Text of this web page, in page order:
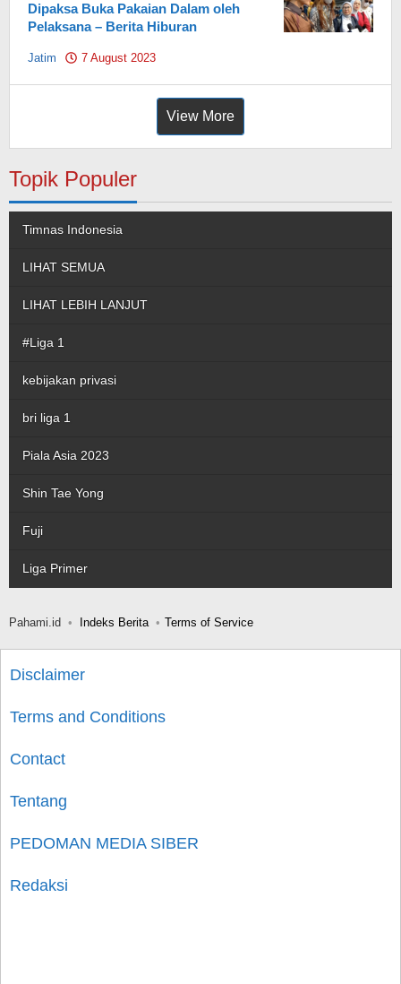
Dipaksa Buka Pakaian Dalam oleh
Pelaksana – Berita Hiburan
Jatim 7 August 2023
View More
Topik Populer
Timnas Indonesia
LIHAT SEMUA
LIHAT LEBIH LANJUT
#Liga 1
kebijakan privasi
bri liga 1
Piala Asia 2023
Shin Tae Yong
Fuji
Liga Primer
Pahami.id Indeks Berita Terms of Service
Disclaimer
Terms and Conditions
Contact
Tentang
PEDOMAN MEDIA SIBER
Redaksi